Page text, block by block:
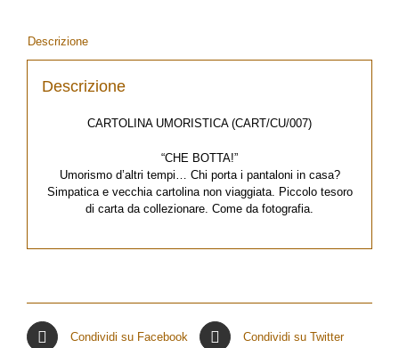
Descrizione
Descrizione
CARTOLINA UMORISTICA (CART/CU/007)
“CHE BOTTA!”
Umorismo d’altri tempi… Chi porta i pantaloni in casa?
Simpatica e vecchia cartolina non viaggiata. Piccolo tesoro
di carta da collezionare. Come da fotografia.
Condividi su Facebook Condividi su Twitter